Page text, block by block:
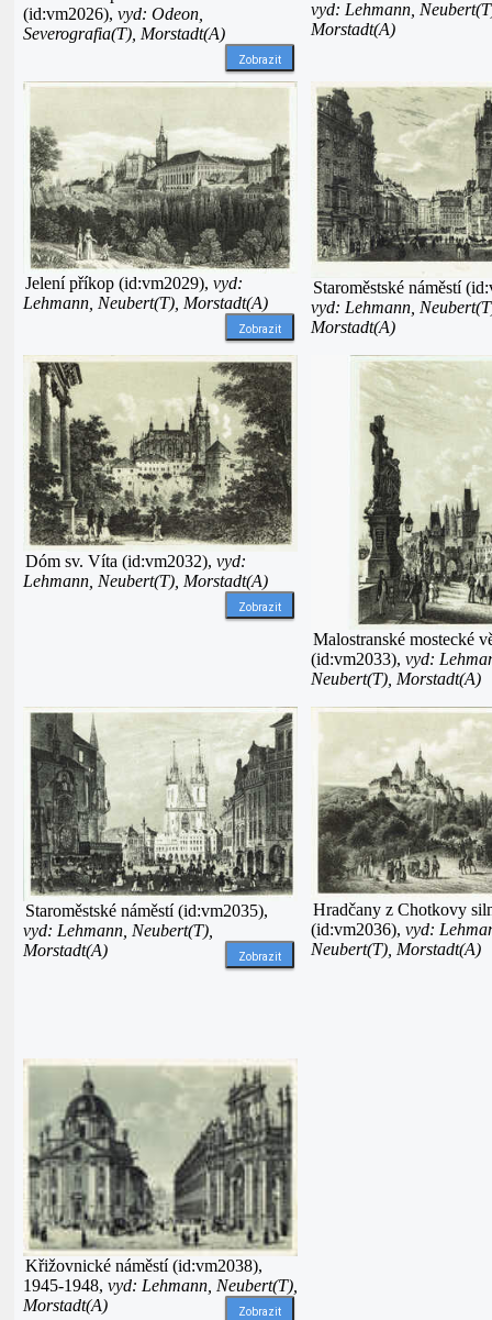
(id:vm2026), vyd: Odeon,
Severografia(T), Morstadt(A)
Zobrazit
vyd: Lehmann,
Morstadt(A)
Jelení příkop (id:vm2029), vyd:
Lehmann, Neubert(T), Morstadt(A)
Zobrazit
Staroměstské náměstí
vyd: Lehmann,
Morstadt(A)
Dóm sv. Víta (id:vm2032), vyd:
Lehmann, Neubert(T), Morstadt(A)
Zobrazit
Malostranské mostecké
(id:vm2033), vyd:
Neubert(T), Morstadt(A)
Staroměstské náměstí (id:vm2035),
vyd: Lehmann, Neubert(T),
Morstadt(A)
Zobrazit
Hradčany z Chotkovy
(id:vm2036), vyd:
Neubert(T), Morstadt(A)
Křižovnické náměstí (id:vm2038),
1945-1948, vyd: Lehmann, Neubert(T),
Morstadt(A)
Zobrazit